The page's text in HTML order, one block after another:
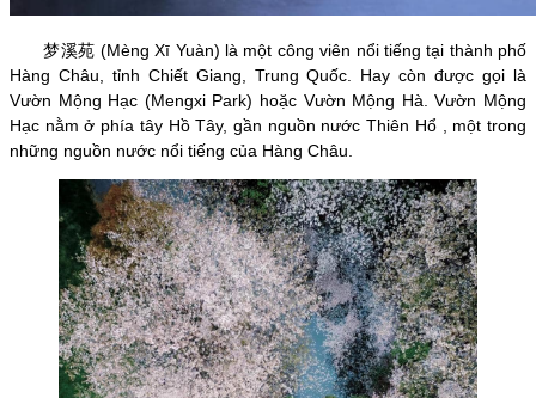
梦溪苑 (Mèng Xī Yuàn) là một công viên nổi tiếng tại thành phố
Hàng Châu, tỉnh Chiết Giang, Trung Quốc. Hay còn được gọi là
Vườn Mộng Hạc (Mengxi Park) hoặc Vườn Mộng Hà. Vườn Mộng
Hạc nằm ở phía tây Hồ Tây, gần nguồn nước Thiên Hổ , một trong
những nguồn nước nổi tiếng của Hàng Châu.